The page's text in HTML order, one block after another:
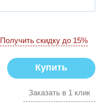
Получить скидку до 15%
Заказать в 1 клик